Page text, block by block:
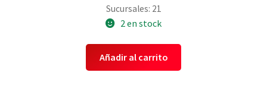
Sucursales: 21
2 en stock
Añadir al carrito